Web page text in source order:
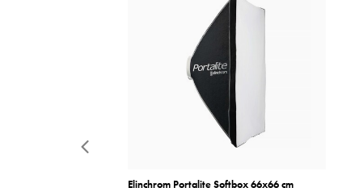
Elinchrom Portalite Softbox 66x66 cm